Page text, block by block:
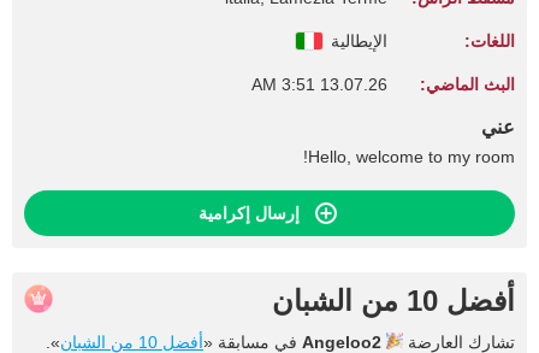
اللغات: الإيطالية
البث الماضي: 13.07.26 3:51 AM
عني
Hello, welcome to my room!
إرسال إكرامية
أفضل 10 من الشبان
تشارك العارضة Angeloo2 في مسابقة «أفضل 10 من الشبان
».